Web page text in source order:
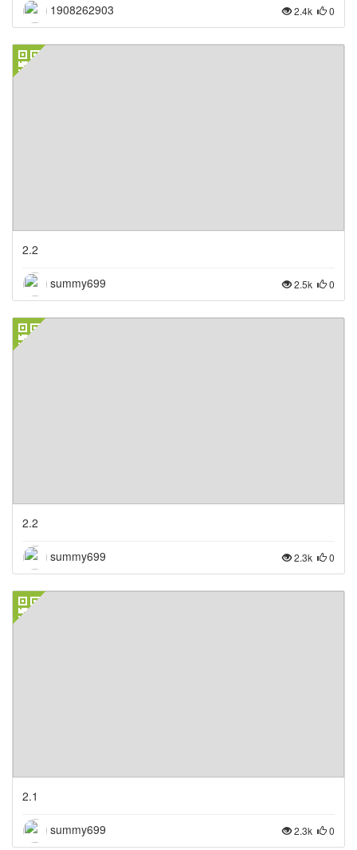
1908262903 2.4k 0
2.2
summy699 2.5k 0
2.2
summy699 2.3k 0
2.1
summy699 2.3k 0